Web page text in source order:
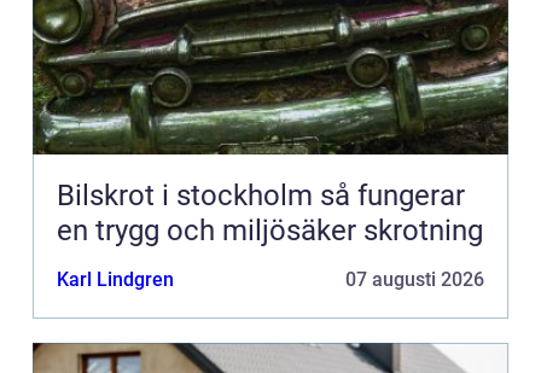
Bilskrot i stockholm så fungerar
en trygg och miljösäker skrotning
Karl Lindgren 07 augusti 2026